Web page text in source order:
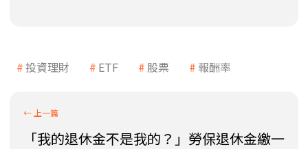
投資理財 ETF 股票 報酬率
「我的退休金不是我的？」勞保退休金繳一